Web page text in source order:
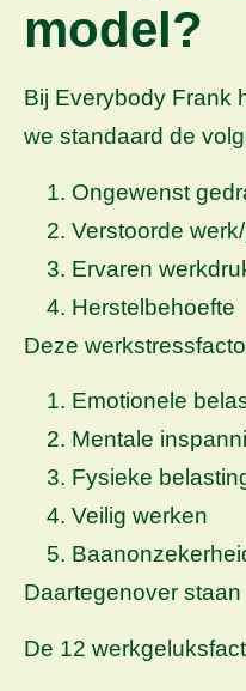
model?
Bij Everybody Frank
we standaard de
Ongewenst
Verstoorde
Ervaren
Herstelbehoefte
Deze
Emotionele
Mentale
Fysieke
Veilig werken
Daartegenover
De 12